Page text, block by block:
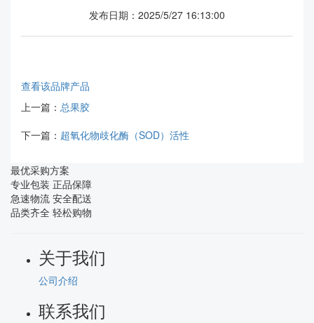
发布日期：2025/5/27 16:13:00
查看该品牌产品
上一篇： 总果胶
下一篇： 超氧化物歧化酶（SOD）活性
最优采购方案
专业包装 正品保障
急速物流 安全配送
品类齐全 轻松购物
关于我们
公司介绍
联系我们